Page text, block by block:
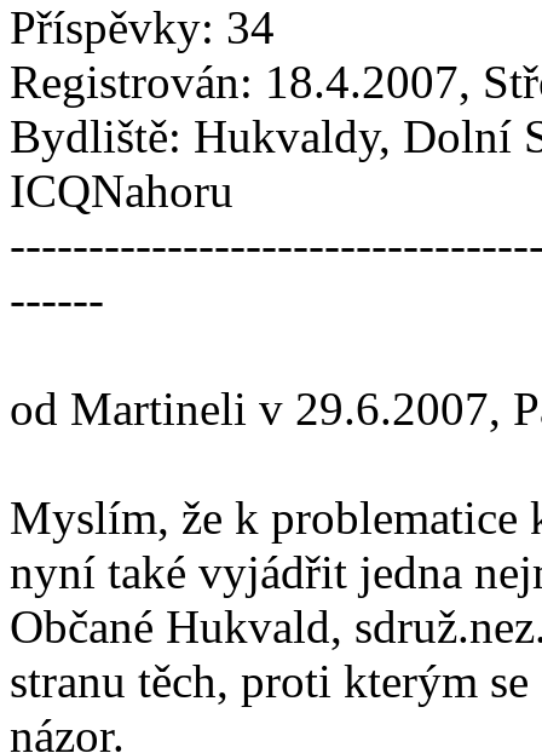
Příspěvky: 34
Registrován: 18.4.2007,
Bydliště: Hukvaldy, Dolní
ICQNahoru
------
od Martineli v 29.6.2007,
Myslím, že k problematice
nyní také vyjádřit jedna
Občané Hukvald,
stranu těch, proti kterým
názor.